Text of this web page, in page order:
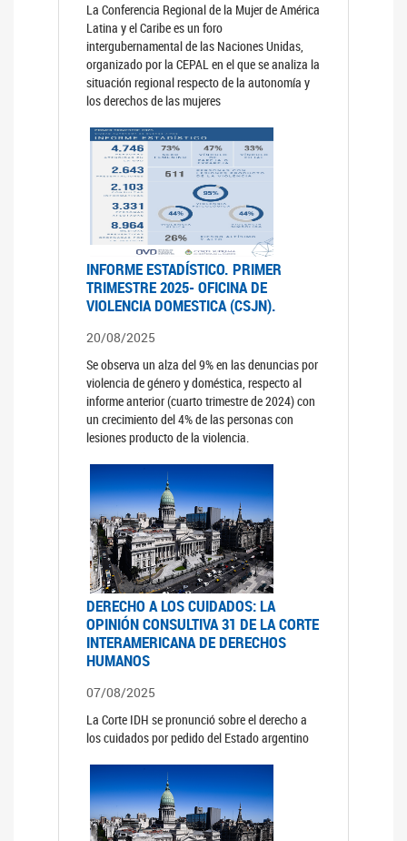
La Conferencia Regional de la Mujer de América
Latina y el Caribe es un foro
intergubernamental de las Naciones Unidas,
organizado por la CEPAL en el que se analiza la
situación regional respecto de la autonomía y
los derechos de las mujeres
INFORME ESTADÍSTICO. PRIMER
TRIMESTRE 2025- OFICINA DE
VIOLENCIA DOMESTICA (CSJN).
20/08/2025
Se observa un alza del 9% en las denuncias por
violencia de género y doméstica, respecto al
informe anterior (cuarto trimestre de 2024) con
un crecimiento del 4% de las personas con
lesiones producto de la violencia.
DERECHO A LOS CUIDADOS: LA
OPINIÓN CONSULTIVA 31 DE LA CORTE
INTERAMERICANA DE DERECHOS
HUMANOS
07/08/2025
La Corte IDH se pronunció sobre el derecho a
los cuidados por pedido del Estado argentino